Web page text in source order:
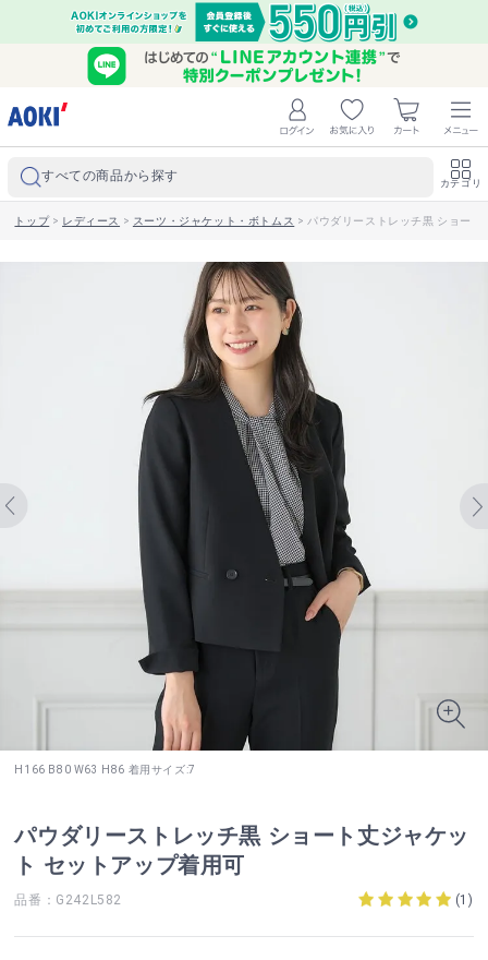
すべての商品から探す カテゴリ
トップ> レディース > スーツ・ジャケット・ボトムス > パウダリーストレッチ黒 ショー
H166 B80 W63 H86 着用サイズ:7
パウダリーストレッチ黒 ショート丈ジャケッ
ト セットアップ着用可
品番：G242L582 (1 )